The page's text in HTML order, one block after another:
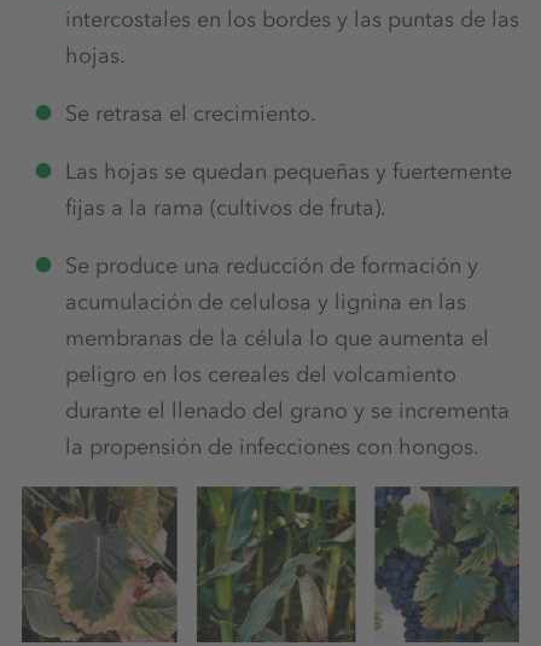
intercostales en los bordes y las puntas de las
hojas.
Se retrasa el crecimiento.
Las hojas se quedan pequeñas y fuertemente
fijas a la rama (cultivos de fruta).
Se produce una reducción de formación y
acumulación de celulosa y lignina en las
membranas de la célula lo que aumenta el
peligro en los cereales del volcamiento
durante el llenado del grano y se incrementa
la propensión de infecciones con hongos.